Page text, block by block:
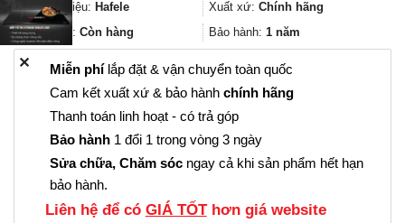
1.018.000₫.
là:
763.000₫.
Thương hiệu: Hafele Xuất xứ: Chính hãng
Trạng thái: Còn hàng Bảo hành: 1 năm
Miễn phílắp đặt & vận chuyển toàn quốc
Cam kết xuất xứ & bảo hành chính hãng
Thanh toán linh hoạt - có trả góp
Bảo hành 1 đổi 1 trong vòng 3 ngày
Sửa chữa, Chăm sóc ngay cả khi sản phẩm hết hạn
bảo hành.
Liên hệ để có GIÁ TỐThơn giá website
✕